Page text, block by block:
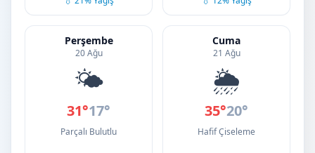
Perşembe
20 Ağu
🌤️
31°17°
Parçalı Bulutlu
Cuma
21 Ağu
🌦️
35°20°
Hafif Çiseleme